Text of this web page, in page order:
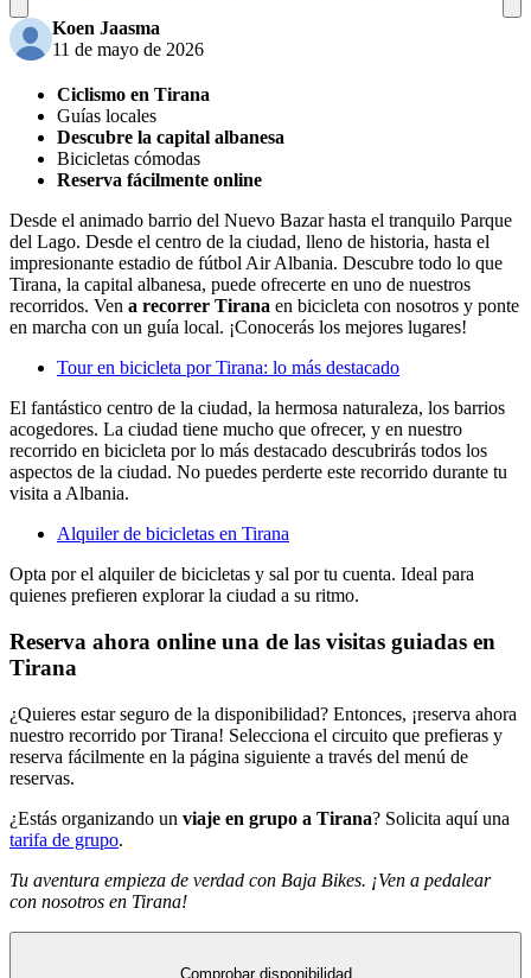
Koen Jaasma
11 de mayo de 2026
Ciclismo en Tirana
Guías locales
Descubre la capital albanesa
Bicicletas cómodas
Reserva fácilmente online
Desde el animado barrio del Nuevo Bazar hasta el tranquilo Parque
del Lago. Desde el centro de la ciudad, lleno de historia, hasta el
impresionante estadio de fútbol Air Albania. Descubre todo lo que
Tirana, la capital albanesa, puede ofrecerte en uno de nuestros
recorridos. Ven a recorrer Tirana en bicicleta con nosotros y ponte
en marcha con un guía local. ¡Conocerás los mejores lugares!
Tour en bicicleta por Tirana: lo más destacado
El fantástico centro de la ciudad, la hermosa naturaleza, los barrios
acogedores. La ciudad tiene mucho que ofrecer, y en nuestro
recorrido en bicicleta por lo más destacado descubrirás todos los
aspectos de la ciudad. No puedes perderte este recorrido durante tu
visita a Albania.
Alquiler de bicicletas en Tirana
Opta por el alquiler de bicicletas y sal por tu cuenta. Ideal para
quienes prefieren explorar la ciudad a su ritmo.
Reserva ahora online una de las visitas guiadas en
Tirana
¿Quieres estar seguro de la disponibilidad? Entonces, ¡reserva ahora
nuestro recorrido por Tirana! Selecciona el circuito que prefieras y
reserva fácilmente en la página siguiente a través del menú de
reservas.
¿Estás organizando un viaje en grupo a Tirana? Solicita aquí una
tarifa de grupo.
Tu aventura empieza de verdad con Baja Bikes. ¡Ven a pedalear
con nosotros en Tirana!
Comprobar disponibilidad